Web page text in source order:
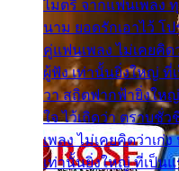
ไมตรี จากแฟนเพลง
นาม ยอดรักเอาไว้ โ
คู่แฟนเพลง ไม่เคยคิ
ผู้ฟัง เท่านั้นยิ่งใหญ่ ที่
วา สถิตฟากฟ้ายิ่งให
ใจ ไว้เถิดว่า ตราบชั่
เพลง ไม่เคยคิดว่าเก่
เท่านั้นยิ่งใหญ่ ที่เป็นแ